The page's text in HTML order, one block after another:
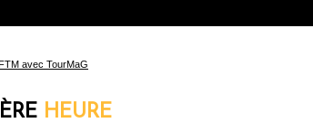
HEURE